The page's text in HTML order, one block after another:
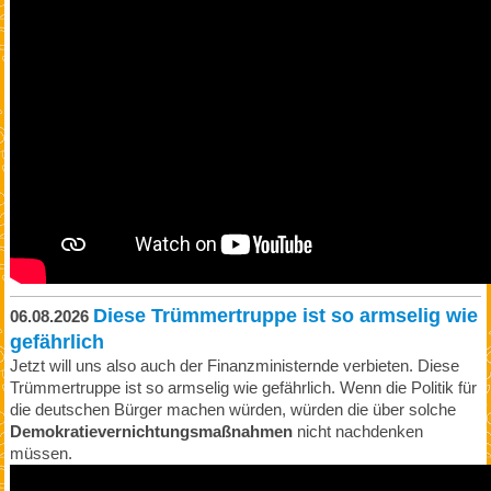
06.08.2026 Diese Trümmertruppe ist so armselig wie
gefährlich
Jetzt will uns also auch der Finanzministernde verbieten. Diese
Trümmertruppe ist so armselig wie gefährlich. Wenn die Politik für
die deutschen Bürger machen würden, würden die über solche
Demokratievernichtungsmaßnahmennicht nachdenken
müssen.